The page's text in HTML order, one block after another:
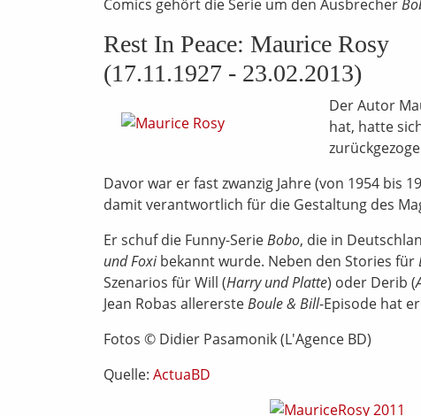
Comics gehört die Serie um den Ausbrecher
Rest In Peace: Maurice Rosy
(17.11.1927 - 23.02.2013)
Der Autor
hat, hatte
Davor war er fast zwanzig Jahre (von 1954 bis
damit verantwortlich für die Gestaltung des
Er schuf die Funny-SerieBobo, die in
und Foxibekannt wurde. Neben den Stories für
Szenarios für Will (Harry und Platte) oder Derib (
Jean Robas allerersteBoule & Bill-Episode hat
Fotos © Didier Pasamonik (L'Agence BD)
Quelle: ActuaBD